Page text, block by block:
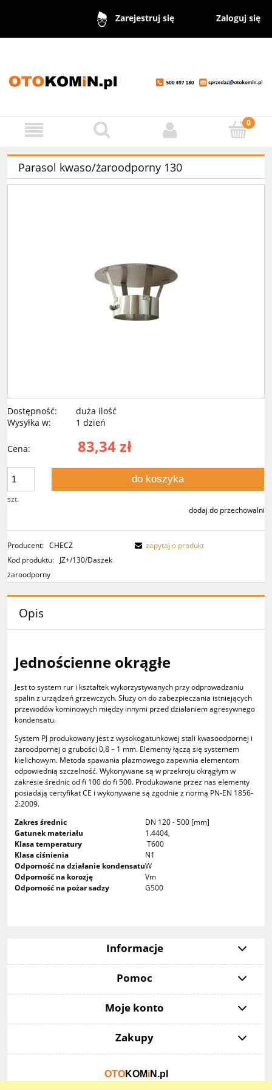
Zarejestruj się Zaloguj się
Parasol kwaso/żaroodporny 130
Dostępność:
duża ilość
Wysyłka w:
1 dzień
Cena: 83,34 zł
szt.
do koszyka
dodaj do przechowalni
Producent: CHECZ
Kod produktu: JZ+/130/Daszek
żaroodporny
zapytaj o produkt
Opis
Jednościenne okrągłe
Jest to system rur i kształtek wykorzystywanych przy odprowadzaniu
spalin z urządzeń grzewczych. Służy on do zabezpieczania istniejących
przewodów kominowych między innymi przed działaniem agresywnego
kondensatu.
System PJ produkowany jest z wysokogatunkowej stali kwasoodpornej i
żaroodpornej o grubości 0,8 – 1 mm. Elementy łączą się systemem
kielichowym. Metoda spawania plazmowego zapewnia elementom
odpowiednią szczelność. Wykonywane są w przekroju okrągłym w
zakresie średnic od fi 100 do fi 500. Produkowane przez nas elementy
posiadają certyfikat CE i wykonywane są zgodnie z normą PN-EN 1856-
2:2009.
Zakres średnic
DN 120 - 500 [mm]
Gatunek materiału
1.4404,
Klasa temperatury
T600
Klasa ciśnienia
N1
Odporność na działanie kondensatuW
Odporność na korozję
Vm
Odporność na pożar sadzy
G500
Informacje
Pomoc
Moje konto
Zakupy
OTOKOMiN.pl